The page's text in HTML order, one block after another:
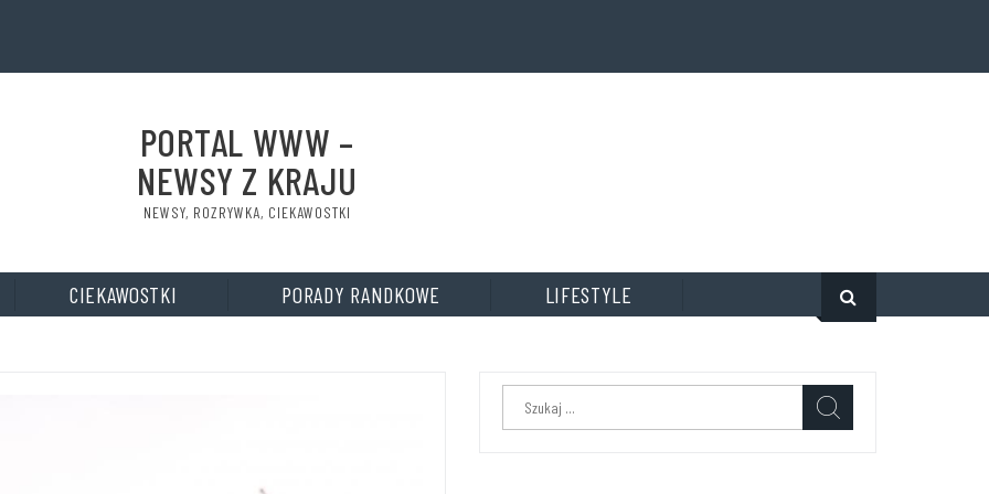
PORTAL WWW –
NEWSY Z KRAJU
NEWSY, ROZRYWKA, CIEKAWOSTKI
CIEKAWOSTKI PORADY RANDKOWE LIFESTYLE